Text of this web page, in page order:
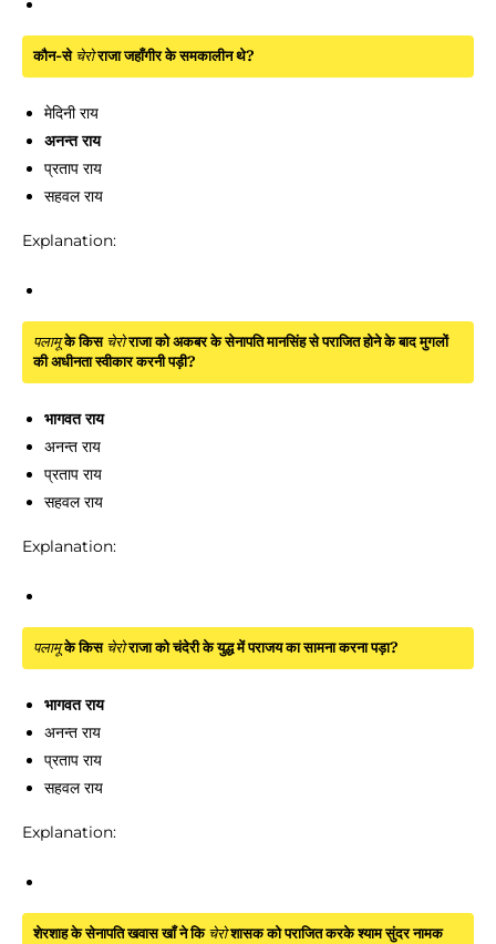
कौन-से चेरोराजा जहाँगीर के समकालीन थे?
मेदिनी राय
अनन्त राय
प्रताप राय
सहवल राय
Explanation:
पलामूके किस चेरोराजा को अकबर के सेनापति मानसिंह से पराजित होने के बाद मुगलों
की अधीनता स्वीकार करनी पड़ी?
भागवत राय
अनन्त राय
प्रताप राय
सहवल राय
Explanation:
पलामूके किस चेरोराजा को चंदेरी के युद्ध में पराजय का सामना करना पड़ा?
भागवत राय
अनन्त राय
प्रताप राय
सहवल राय
Explanation:
शेरशाह के सेनापति खवास खाँ ने कि चेरोशासक को पराजित करके श्याम सुंदर नामक